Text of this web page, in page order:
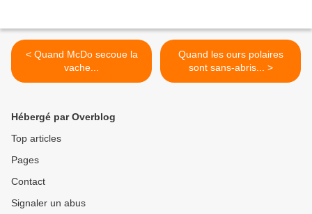
< Quand McDo secoue la
vache...
Quand les ours polaires
sont sans-abris... >
Hébergé par Overblog
Top articles
Pages
Contact
Signaler un abus